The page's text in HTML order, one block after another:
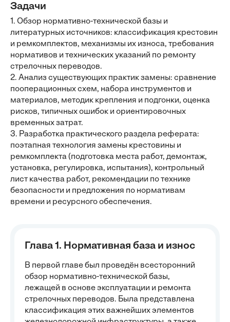
Задачи
1. Обзор нормативно-технической базы и
литературных источников: классификация крестовин
и ремкомплектов, механизмы их износа, требования
нормативов и технических указаний по ремонту
стрелочных переводов.
2. Анализ существующих практик замены: сравнение
пооперационных схем, набора инструментов и
материалов, методик крепления и подгонки, оценка
рисков, типичных ошибок и ориентировочных
временных затрат.
3. Разработка практического раздела реферата:
поэтапная технология замены крестовины и
ремкомплекта (подготовка места работ, демонтаж,
установка, регулировка, испытания), контрольный
лист качества работ, рекомендации по технике
безопасности и предложения по нормативам
времени и ресурсного обеспечения.
Глава 1. Нормативная база и износ
В первой главе был проведён всесторонний
обзор нормативно-технической базы,
лежащей в основе эксплуатации и ремонта
стрелочных переводов. Была представлена
классификация этих важнейших элементов